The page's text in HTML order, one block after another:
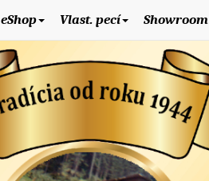
eShop Vlast. pecí Showroom